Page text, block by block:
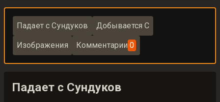
Падает с Сундуков Добывается С
Изображения Комментарии 0
Падает с Сундуков